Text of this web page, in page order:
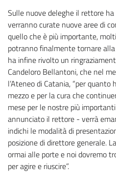
Sulle nuove deleghe il rettore
verranno curate nuove aree di
quello che è più importante,
potranno finalmente tornare
ha infine rivolto un
Candeloro Bellantoni, che nel
l’Ateneo di Catania, “per
mezzo e per la cura che
mese per le nostre più
annunciato il rettore - verrà
indichi le modalità di
posizione di direttore generale.
ormai alle porte e noi dovremo
per agire e riuscire”.